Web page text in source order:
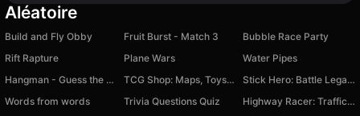
Aléatoire
Build and Fly Obby Fruit Burst - Match 3
Bubble Race Party
Rift Rapture
Plane Wars
Water Pipes
Hangman - Guess the word
TCG Shop: Maps, Toys and Comics
Stick Hero: Battle Legacy
Words from words
Trivia Questions Quiz
Highway Racer: Traffic Rush